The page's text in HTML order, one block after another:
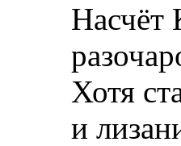
Насчёт
Хотя
и